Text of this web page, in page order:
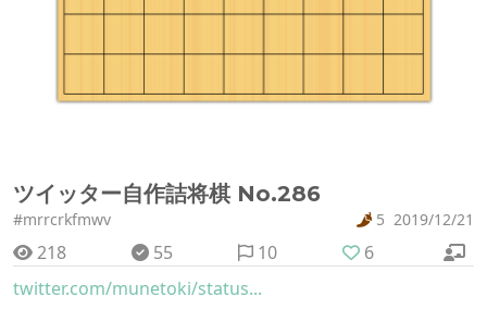
ツイッター自作詰将棋 No.286
#mrrcrkfmwv 5 2019/12/21
218 55 10
6
twitter.com/munetoki/status...